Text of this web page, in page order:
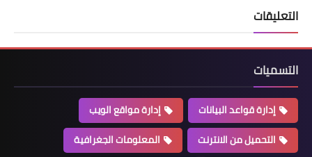
التعليقات
التسميات
إدارة قواعد البيانات
إدارة مواقع الويب
التحميل من الانترنت
المعلومات الجغرافية